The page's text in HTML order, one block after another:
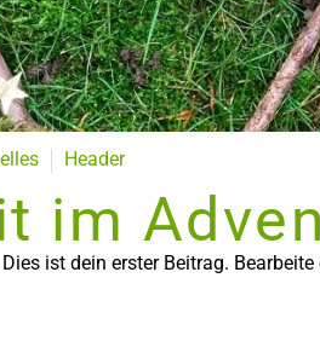
Header
im
ist dein erster Beitrag.